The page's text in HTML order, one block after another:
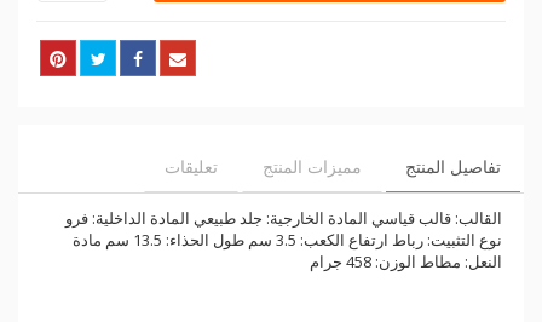
تفاصيل المنتج مميزات المنتج تعليقات
القالب: قالب قياسي المادة الخارجية: جلد طبيعي المادة الداخلية: فرو
نوع التثبيت: رباط ارتفاع الكعب: 3.5 سم طول الحذاء: 13.5 سم مادة
النعل: مطاط الوزن: 458 جرام